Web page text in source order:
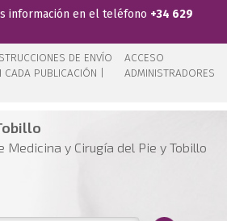
información en el teléfono +34 629
DE ENVÍO
CADA PUBLICACIÓN |
ACCESO
ADMINISTRADORES
Medicina y Cirugía del Pie y Tobillo